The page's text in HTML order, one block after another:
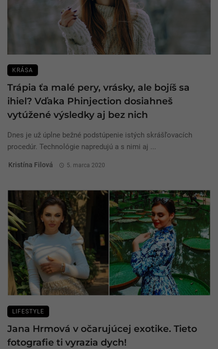
KRÁSA
Trápia ťa malé pery, vrásky, ale bojíš sa
ihiel? Vďaka Phinjection dosiahneš
vytúžené výsledky aj bez nich
Dnes je už úplne bežné podstúpenie istých skrášľovacích
procedúr. Technológie napredujú a s nimi aj ...
Kristína Filová 5. marca 2020
LIFESTYLE
Jana Hrmová v očarujúcej exotike. Tieto
fotografie ti vyrazia dych!